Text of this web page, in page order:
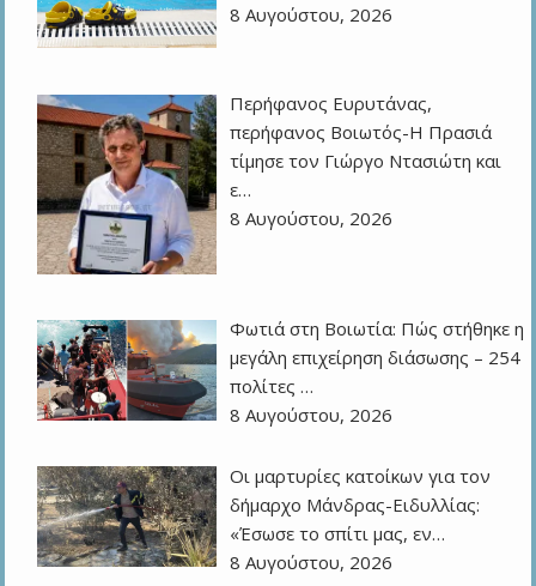
8 Αυγούστου, 2026
Περήφανος Ευρυτάνας,
περήφανος Βοιωτός-Η Πρασιά
τίμησε τον Γιώργο Ντασιώτη και
ε…
8 Αυγούστου, 2026
Φωτιά στη Βοιωτία: Πώς στήθηκε η
μεγάλη επιχείρηση διάσωσης – 254
πολίτες …
8 Αυγούστου, 2026
Οι μαρτυρίες κατοίκων για τον
δήμαρχο Μάνδρας-Ειδυλλίας:
«Έσωσε το σπίτι μας, εν…
8 Αυγούστου, 2026